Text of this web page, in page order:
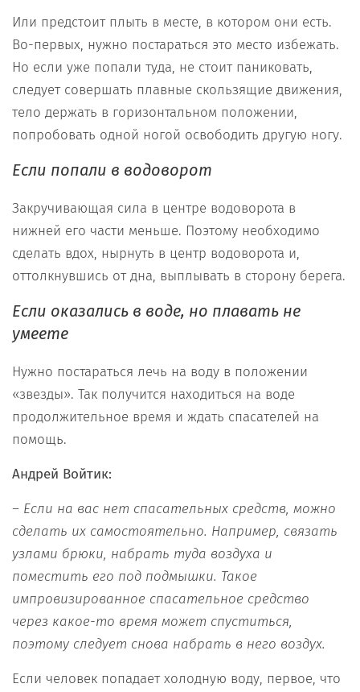
Или предстоит плыть в месте, в котором они есть.
Во-первых, нужно постараться это место избежать.
Но если уже попали туда, не стоит паниковать,
следует совершать плавные скользящие движения,
тело держать в горизонтальном положении,
попробовать одной ногой освободить другую ногу.
Если попали в водоворот
Закручивающая сила в центре водоворота в
нижней его части меньше. Поэтому необходимо
сделать вдох, нырнуть в центр водоворота и,
оттолкнувшись от дна, выплывать в сторону берега.
Если оказались в воде, но плавать не
умеете
Нужно постараться лечь на воду в положении
«звезды». Так получится находиться на воде
продолжительное время и ждать спасателей на
помощь.
Андрей Войтик:
– Если на вас нет спасательных средств, можно
сделать их самостоятельно. Например, связать
узлами брюки, набрать туда воздуха и
поместить его под подмышки. Такое
импровизированное спасательное средство
через какое-то время может спуститься,
поэтому следует снова набрать в него воздух.
Если человек попадает холодную воду, первое, что